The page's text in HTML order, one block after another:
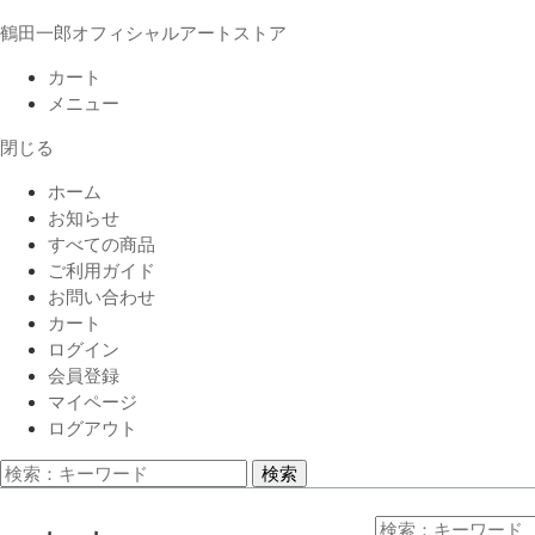
鶴田一郎オフィシャルアートストア
カート
メニュー
閉じる
ホーム
お知らせ
すべての商品
ご利用ガイド
お問い合わせ
カート
ログイン
会員登録
マイページ
ログアウト
検索